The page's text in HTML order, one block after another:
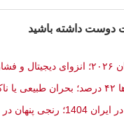
داشته باشید
سایه بی‌توجهی دولت